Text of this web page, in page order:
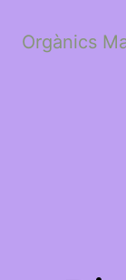
Orgànics